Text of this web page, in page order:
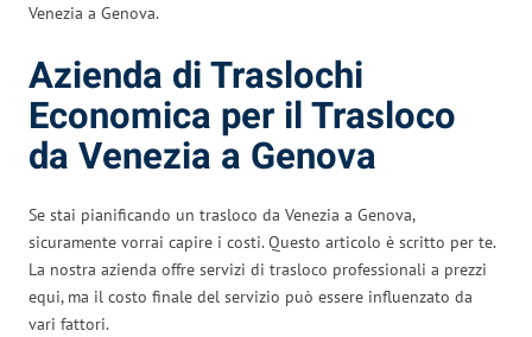
Venezia a Genova.
Azienda di Traslochi
Economica per il Trasloco
da Venezia a Genova
Se stai pianificando un trasloco da Venezia a Genova,
sicuramente vorrai capire i costi. Questo articolo è scritto per te.
La nostra azienda offre servizi di trasloco professionali a prezzi
equi, ma il costo finale del servizio può essere influenzato da
vari fattori.